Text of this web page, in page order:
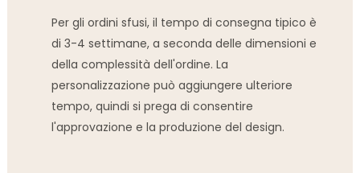
Per gli ordini sfusi, il tempo di consegna tipico è
di 3-4 settimane, a seconda delle dimensioni e
della complessità dell'ordine. La
personalizzazione può aggiungere ulteriore
tempo, quindi si prega di consentire
l'approvazione e la produzione del design.